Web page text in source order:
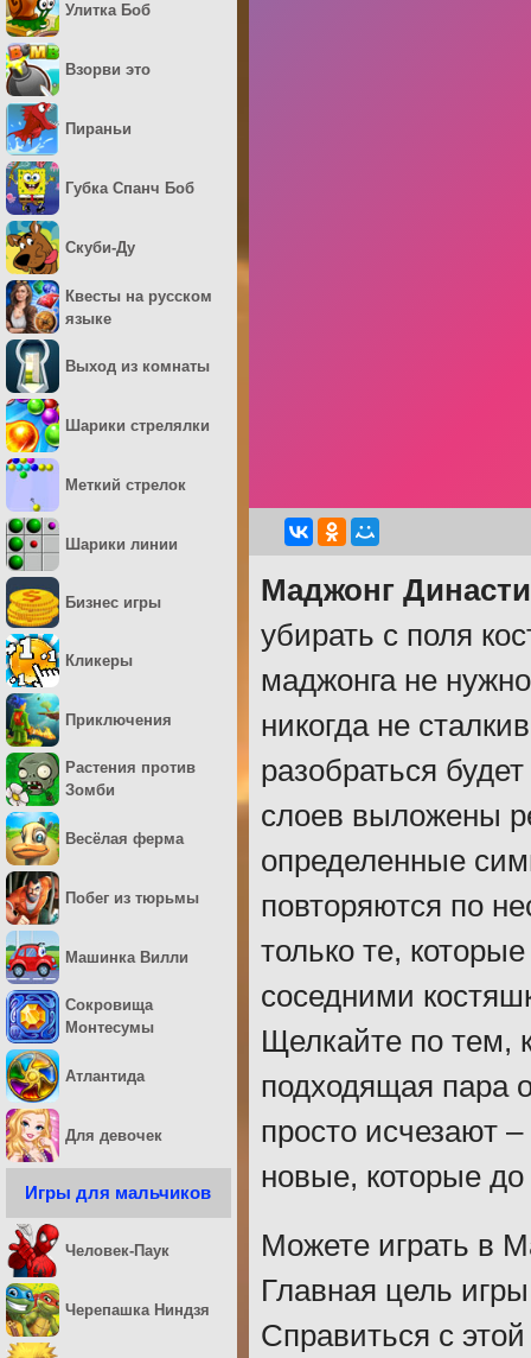
Маджонг
убирать с поля
маджонга не
никогда не
разобраться
слоев выложены
определенные
повторяются по
только те,
соседними
Щелкайте по тем,
подходящая пара
просто исчезают
новые, которые
Можете играть в
Главная цель
Справиться с
Улитка Боб
Взорви это
Пираньи
Губка Спанч Боб
Скуби-Ду
Квесты на русском
языке
Выход из комнаты
Шарики стрелялки
Меткий стрелок
Шарики линии
Бизнес игры
Кликеры
Приключения
Растения против
Зомби
Весёлая ферма
Побег из тюрьмы
Машинка Вилли
Сокровища
Монтесумы
Атлантида
Для девочек
Игры для мальчиков
Человек-Паук
Черепашка Ниндзя